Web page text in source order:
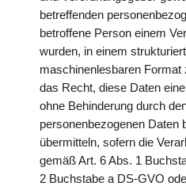
betreffenden
betroffene Person einem
wurden, in einem
maschinenlesbaren Format
das Recht, diese Daten
ohne Behinderung durch
personenbezogenen Daten
übermitteln, sofern die
gemäß Art. 6 Abs. 1
2 Buchstabe a DS-GVO